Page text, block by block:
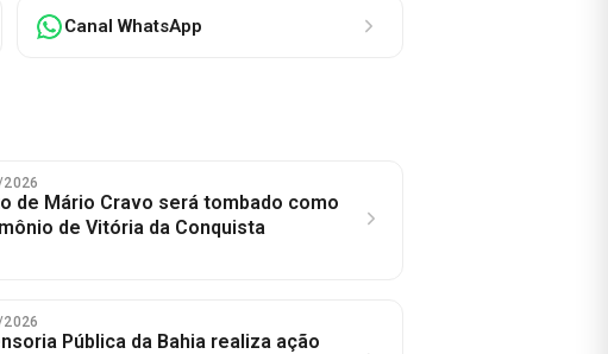
Canal WhatsApp
de Mário Cravo será tombado como
de Vitória da Conquista
Pública da Bahia realiza ação